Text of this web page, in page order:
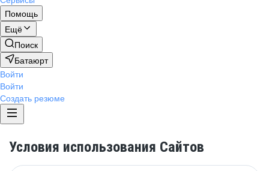
Помощь
Ещё
Поиск
Батаюрт
Войти
Войти
Создать резюме
Условия использования Сайтов